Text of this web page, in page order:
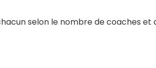
selon le nombre de coaches